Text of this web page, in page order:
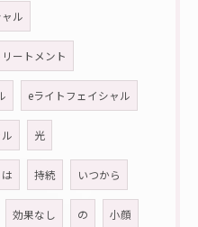
ル
ートメント
eライトフェイシャル
光
持続 いつから
効果なし の 小顔